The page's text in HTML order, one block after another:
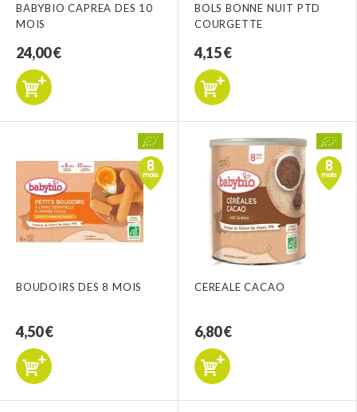
BABYBIO CAPREA DES 10
MOIS
24,00 €
BOLS BONNE NUIT PTD
COURGETTE
4,15 €
BOUDOIRS DES 8 MOIS
4,50 €
CEREALE CACAO
6,80 €